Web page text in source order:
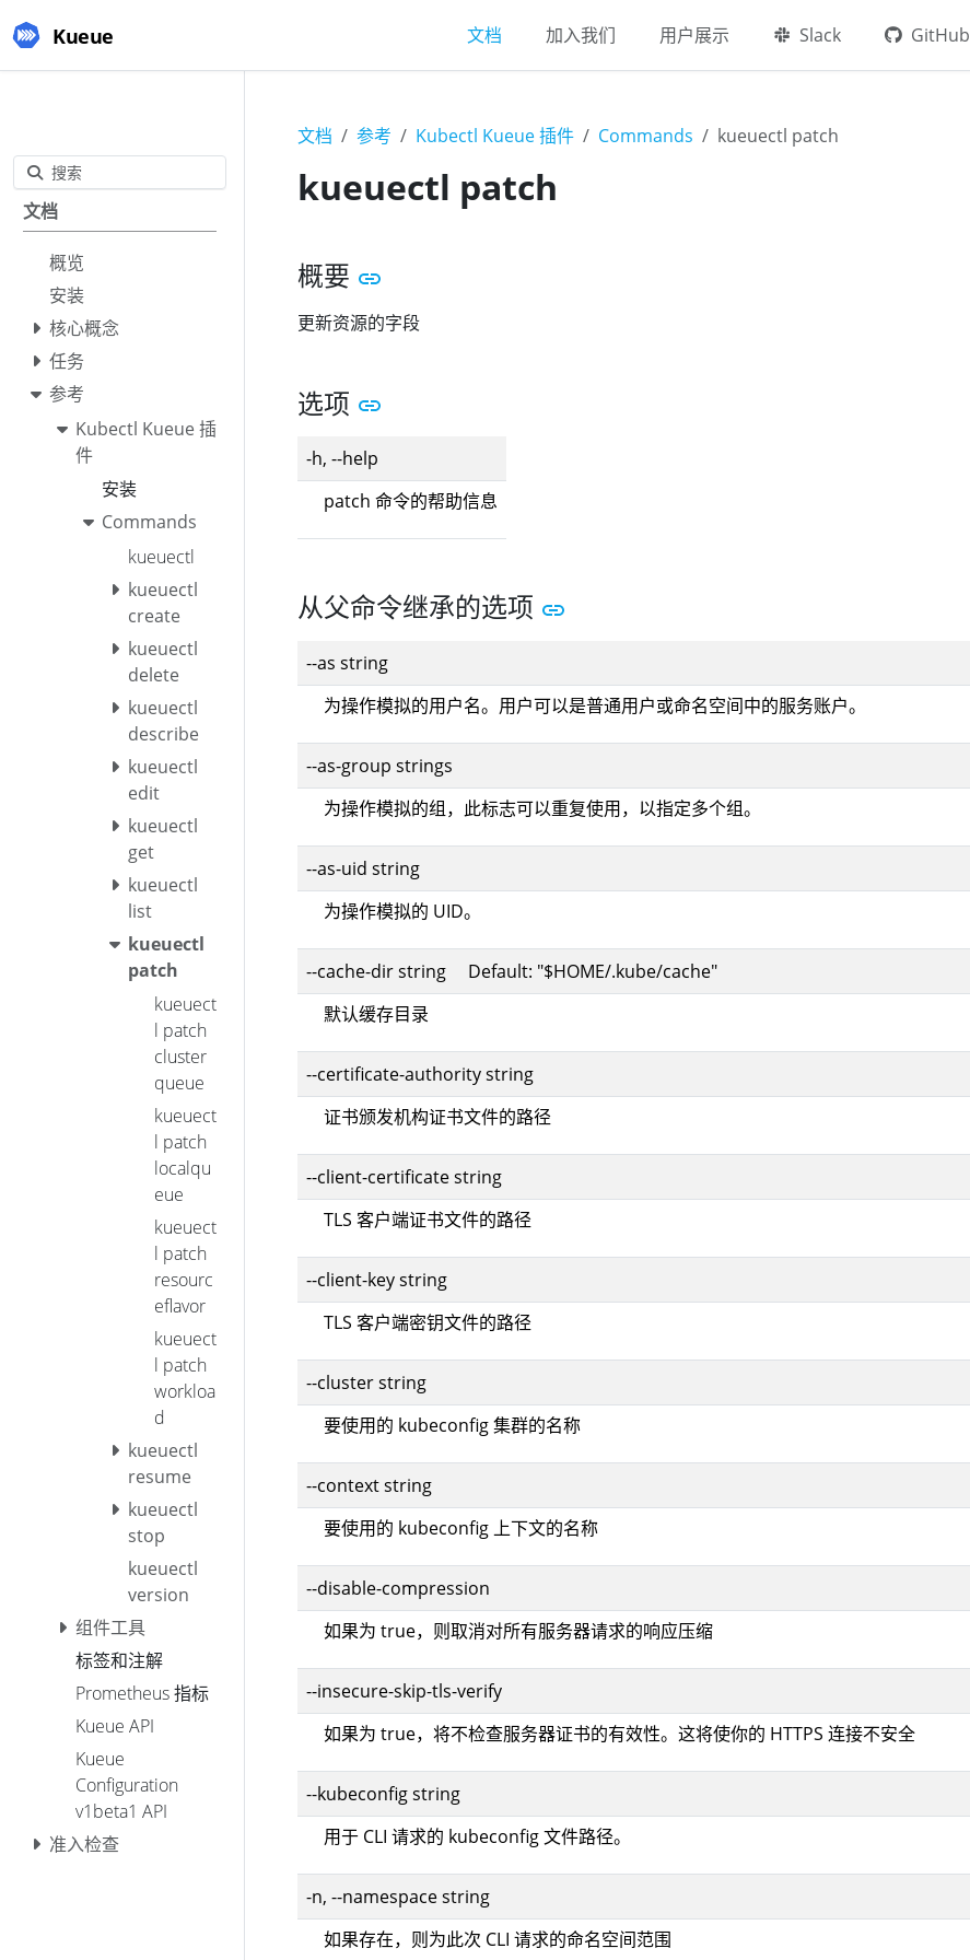
Kueue 文档 加入我们 用户展示 Slack GitHub
搜索
文档
概览
安装
核心概念
任务
参考
Kubectl Kueue 插
件
安装
Commands
kueuectl
kueuectl
create
kueuectl
delete
kueuectl
describe
kueuectl
edit
kueuectl
get
kueuectl
list
kueuectl
patch
kueuect
l patch
cluster
queue
kueuect
l patch
localqu
eue
kueuect
l patch
resourc
eflavor
kueuect
l patch
workloa
d
kueuectl
resume
kueuectl
stop
kueuectl
version
组件工具
标签和注解
Prometheus 指标
Kueue API
Kueue
Configuration
v1beta1 API
准入检查
文档 参考 Kubectl Kueue 插件 Commands kueuectl patch
kueuectl patch
概要
更新资源的字段
选项
-h, --help
patch 命令的帮助信息
从父命令继承的选项
--as string
为操作模拟的用户名。用户可以是普通用户或命名空间中的服务账户。
--as-group strings
为操作模拟的组，此标志可以重复使用，以指定多个组。
--as-uid string
为操作模拟的 UID。
--cache-dir string Default: "$HOME/.kube/cache"
默认缓存目录
--certificate-authority string
证书颁发机构证书文件的路径
--client-certificate string
TLS 客户端证书文件的路径
--client-key string
TLS 客户端密钥文件的路径
--cluster string
要使用的 kubeconfig 集群的名称
--context string
要使用的 kubeconfig 上下文的名称
--disable-compression
如果为 true，则取消对所有服务器请求的响应压缩
--insecure-skip-tls-verify
如果为 true，将不检查服务器证书的有效性。这将使你的 HTTPS 连接不安全
--kubeconfig string
用于 CLI 请求的 kubeconfig 文件路径。
-n, --namespace string
如果存在，则为此次 CLI 请求的命名空间范围